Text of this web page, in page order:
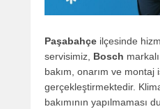
Paşabahçe ilçesinde
servisimiz, Bosch markalı
bakım, onarım ve montaj
gerçekleştirmektedir.
bakımının yapılmaması